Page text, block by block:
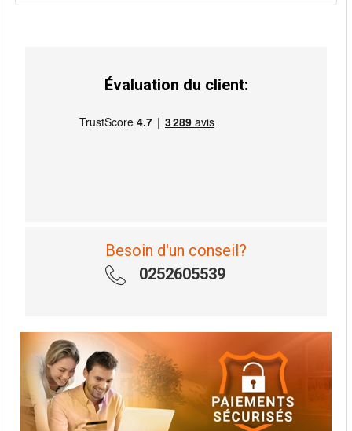
Évaluation du client:
Besoin d'un conseil?
0252605539